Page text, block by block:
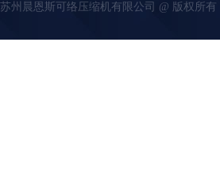
苏州晨恩斯可络压缩机有限公司 @ 版权所有